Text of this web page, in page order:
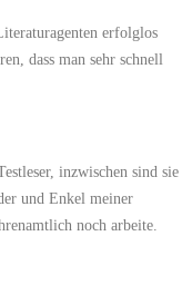
erfolglos
dass man sehr schnell
inzwischen sind sie
und Enkel meiner
noch arbeite.